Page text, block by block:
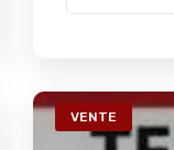
VENTE